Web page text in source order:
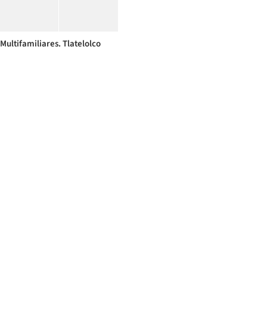
Multifamiliares. Tlatelolco